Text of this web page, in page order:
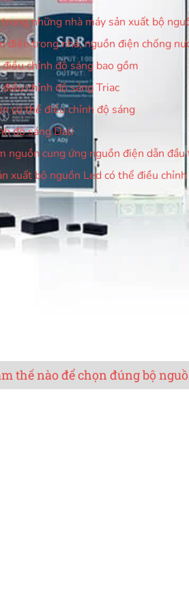
những nhà máy sản xuất bộ
điện trong nhà, nguồn điện chống
chỉnh độ sáng bao gồm
chỉnh độ sáng Triac
có thể điều chỉnh độ sáng
độ sáng Dali
nguồn cung ứng nguồn điện dẫn
xuất bộ nguồn Led có thể điều
thế nào để chọn đúng bộ